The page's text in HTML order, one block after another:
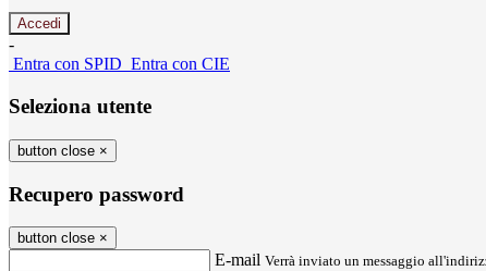
-
Entra con SPID Entra con CIE
Seleziona utente
button close ×
Recupero password
button close ×
E-mail Verrà inviato un messaggio